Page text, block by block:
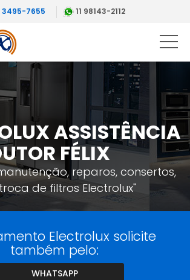
3495-7655 11 98143-2112
ASSISTÊNCIA
FÉLIX
reparos, consertos,
de filtros Electrolux"
Electrolux solicite
também pelo:
WHATSAPP